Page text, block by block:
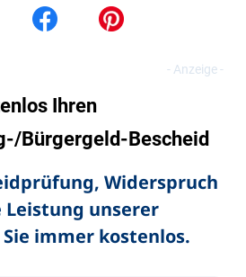
Ihren
Bürgergeld-Bescheid
Widerspruch
Leistung unserer
immer kostenlos.